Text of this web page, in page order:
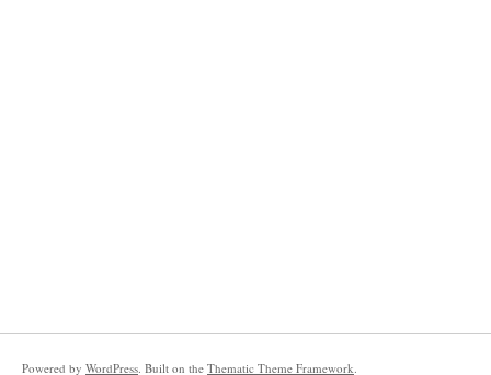
Powered by WordPress. Built on the Thematic Theme Framework.